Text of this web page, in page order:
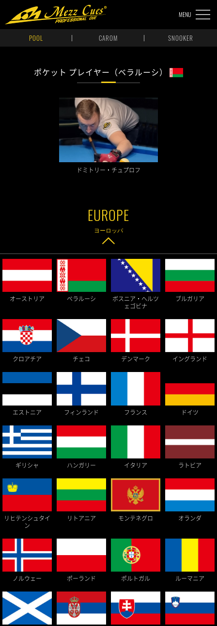
MENU
POOL CAROM SNOOKER
ポケット プレイヤー（ベラルーシ）
ドミトリー・チュプロフ
ヨーロッパ
オーストリア ベラルーシ
ボスニア・ヘルツ
ェゴビナ
ブルガリア
クロアチア チェコ デンマーク イングランド
エストニア フィンランド フランス ドイツ
ギリシャ ハンガリー イタリア ラトビア
リヒテンシュタイ
ン
リトアニア モンテネグロ オランダ
ノルウェー ポーランド ポルトガル ルーマニア